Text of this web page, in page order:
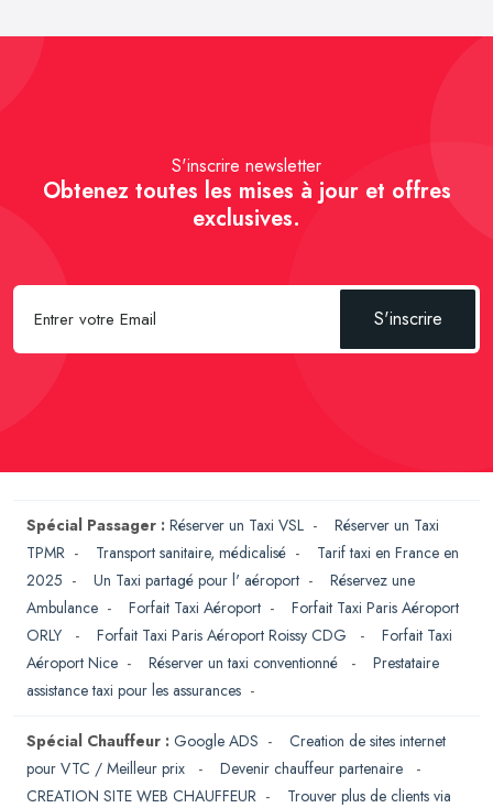
S'inscrire newsletter
Obtenez toutes les mises à jour et offres
exclusives.
S'inscrire
Spécial Passager : Réserver un Taxi VSL - Réserver un Taxi
TPMR - Transport sanitaire, médicalisé - Tarif taxi en France en
2025 - Un Taxi partagé pour l' aéroport - Réservez une
Ambulance - Forfait Taxi Aéroport - Forfait Taxi Paris Aéroport
ORLY
- Forfait Taxi Paris Aéroport Roissy CDG - Forfait Taxi
Aéroport Nice - Réserver un taxi conventionné - Prestataire
assistance taxi pour les assurances -
Spécial Chauffeur : Google ADS - Creation de sites internet
pour VTC / Meilleur prix
- Devenir chauffeur partenaire
-
CREATION SITE WEB CHAUFFEUR - Trouver plus de clients via